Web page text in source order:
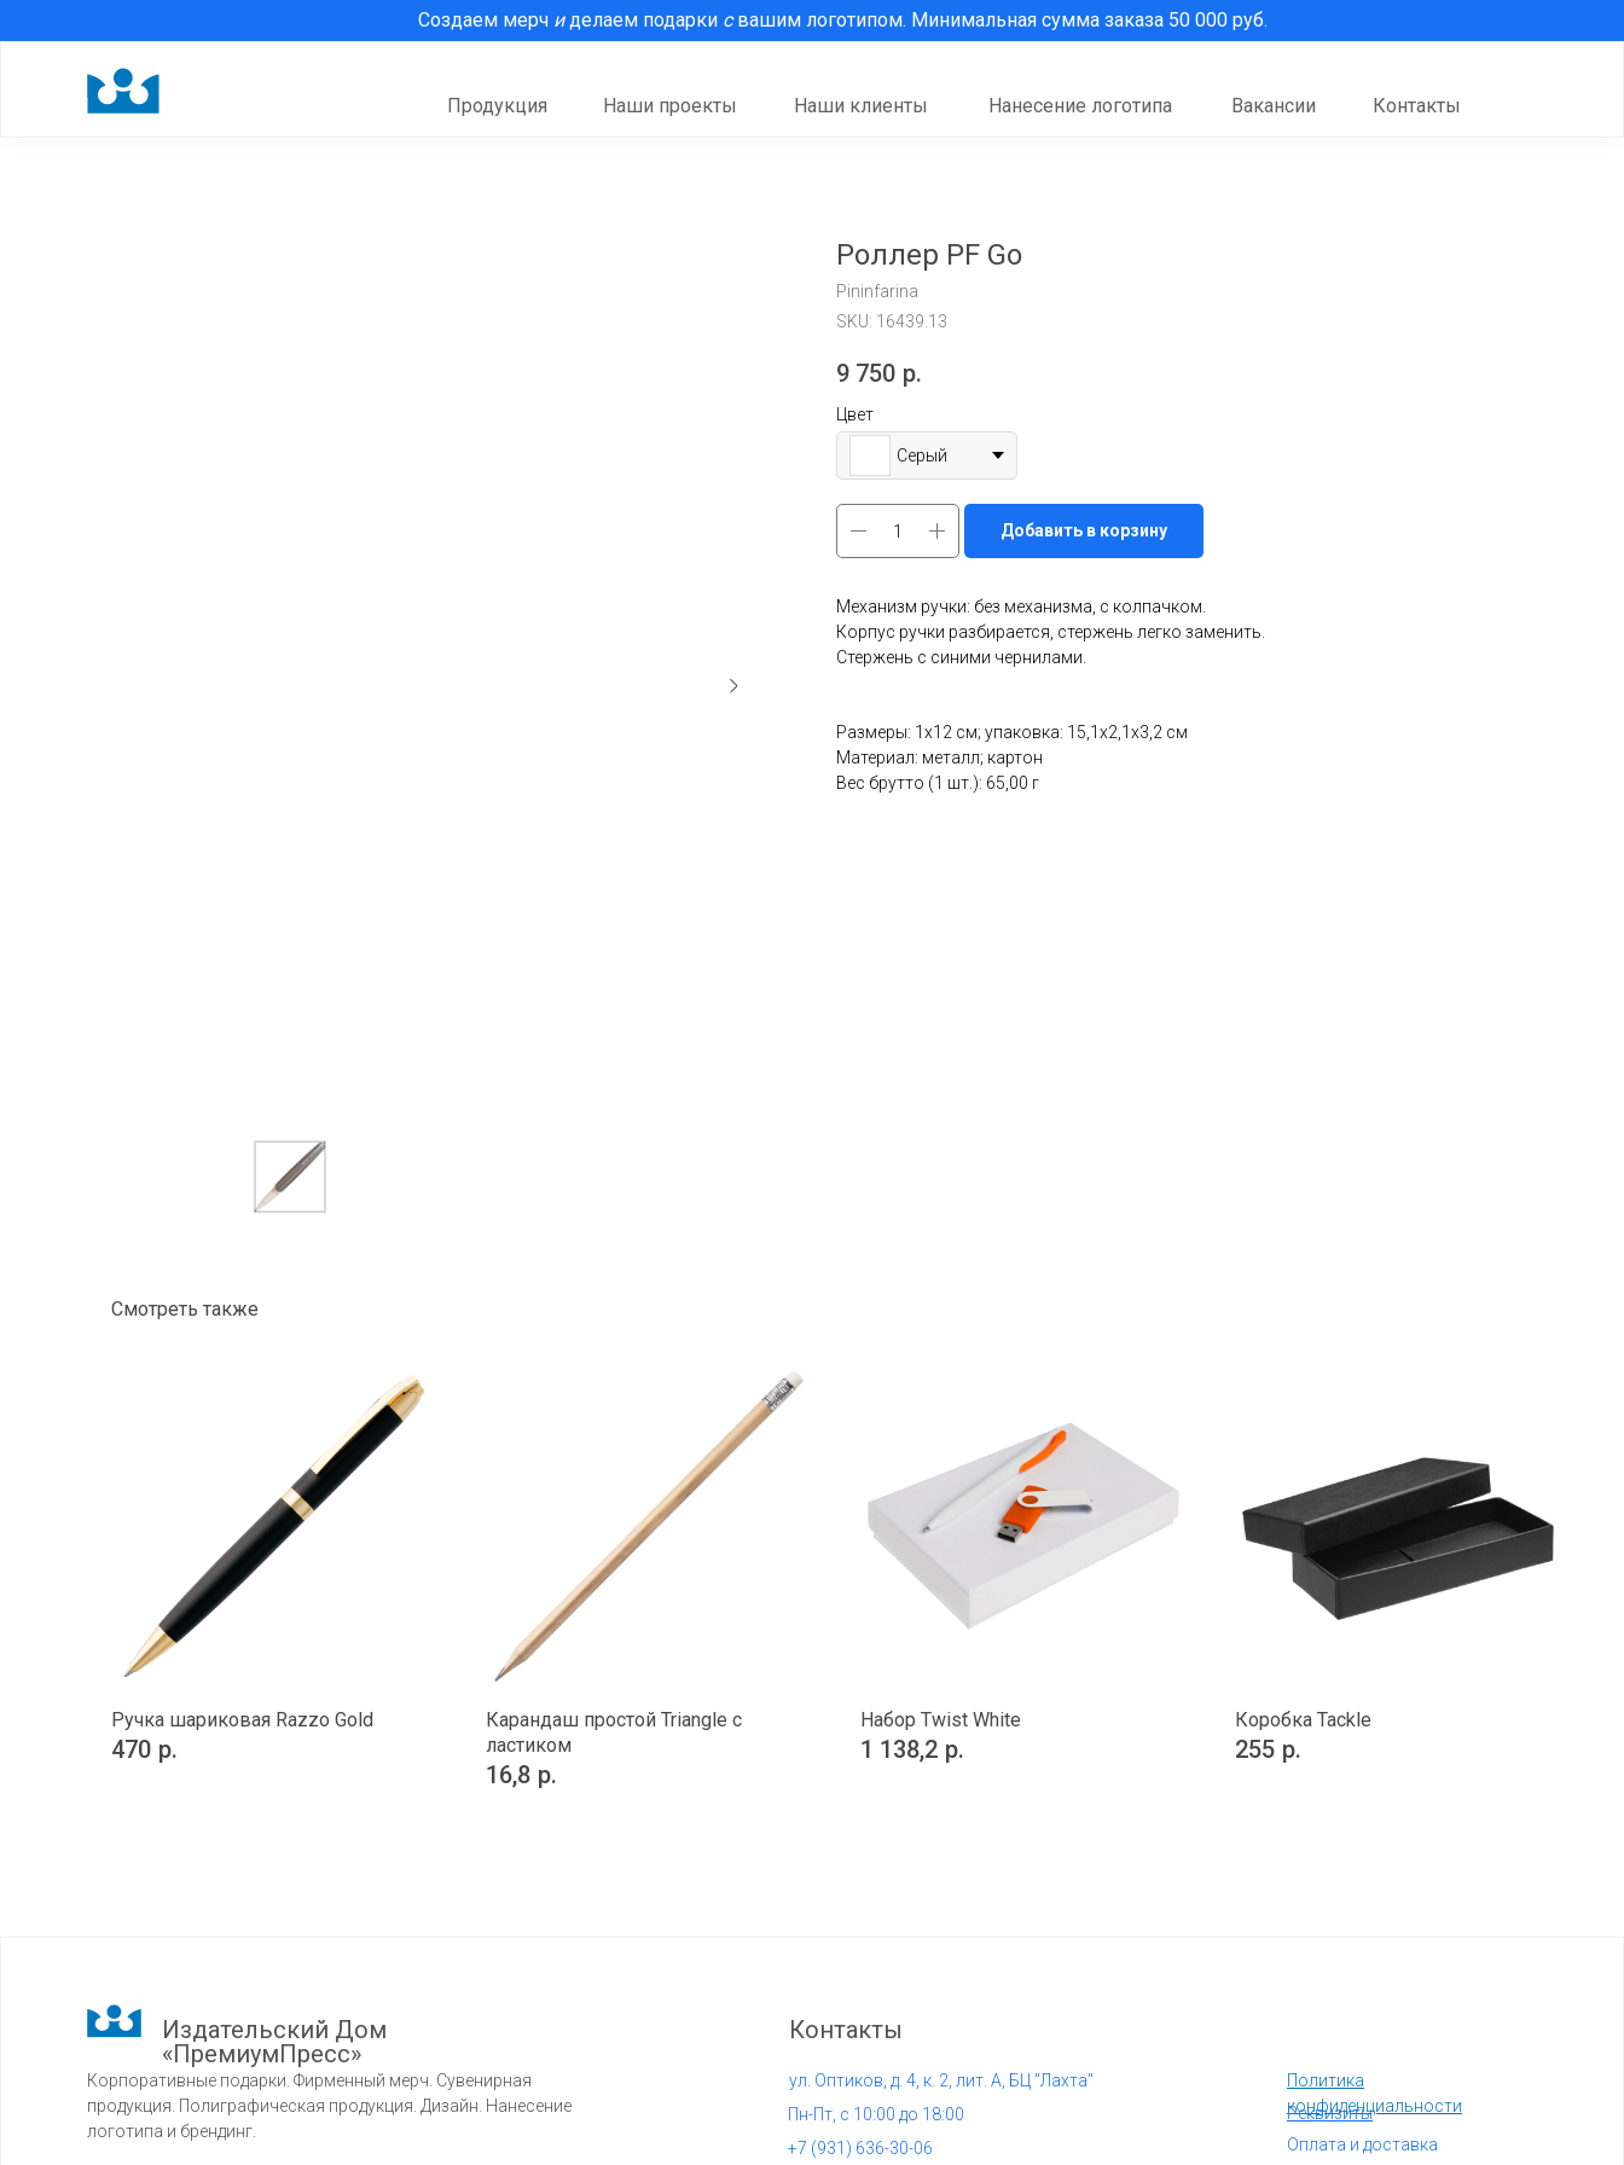
Продукция Наши клиенты
Наши проекты Вакансии Контакты
Нанесение логотипа
Создаем мерч иделаем подарки свашим логотипом. Минимальная сумма заказа 50 000 руб.
Роллер PF Go
Pininfarina
SKU: 16439.13
9 750 р.
Цвет
Серый
Добавить в корзину
Механизм ручки: без механизма, с колпачком.
Корпус ручки разбирается, стержень легко заменить.
Стержень с синими чернилами.
Размеры: 1x12 см; упаковка: 15,1x2,1x3,2 см
Материал: металл; картон
Вес брутто (1 шт.): 65,00 г
Смотреть также
Ручка шариковая Razzo Gold
470 р.
Карандаш простой Triangle с
ластиком
16,8 р.
Набор Twist White
1 138,2 р.
Коробка Tackle
255 р.
Издательский Дом
«ПремиумПресс»
Корпоративные подарки. Фирменный мерч. Сувенирная
продукция. Полиграфическая продукция. Дизайн. Нанесение
логотипа и брендинг.
Контакты
Политика
конфиденциальности
+7 (931) 636-30-06
Реквизиты
ул. Оптиков, д. 4, к. 2, лит. А, БЦ "Лахта"
Оплата и доставка
Пн-Пт, с 10:00 до 18:00